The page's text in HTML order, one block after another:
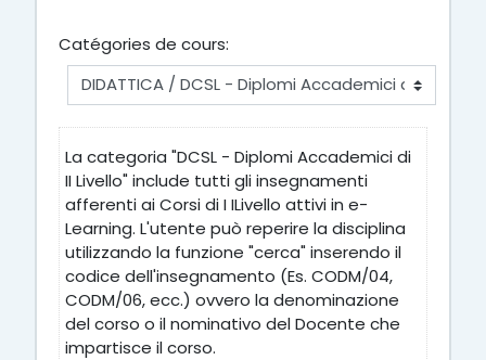
Catégories de cours:
La categoria "DCSL - Diplomi Accademici di
II Livello" include tutti gli insegnamenti
afferenti ai Corsi di I ILivello attivi in e-
Learning. L'utente può reperire la disciplina
utilizzando la funzione "cerca" inserendo il
codice dell'insegnamento (Es. CODM/04,
CODM/06, ecc.) ovvero la denominazione
del corso o il nominativo del Docente che
impartisce il corso.